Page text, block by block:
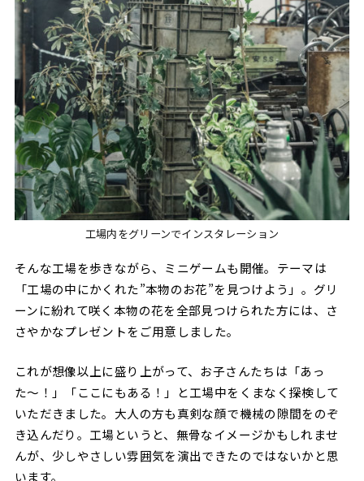
工場内をグリーンでインスタレーション
そんな工場を歩きながら、ミニゲームも開催。テーマは
「工場の中にかくれた”本物のお花”を見つけよう」。グリ
ーンに紛れて咲く本物の花を全部見つけられた方には、さ
さやかなプレゼントをご用意しました。
これが想像以上に盛り上がって、お子さんたちは「あっ
た〜！」「ここにもある！」と工場中をくまなく探検して
いただきました。大人の方も真剣な顔で機械の隙間をのぞ
き込んだり。工場というと、無骨なイメージかもしれませ
んが、少しやさしい雰囲気を演出できたのではないかと思
います。